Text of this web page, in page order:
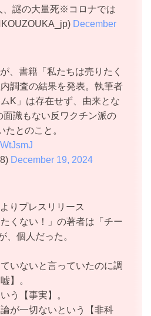
謎の大量死※コロナでは
December
、書籍「私たちは売りたく
調査の結果を発表。執筆者
K」は存在せず、由来とな
面識もない反ワクチン派の
とのこと。
December 19, 2024
りプレスリリース
くない！」の著者は「チー
、個人だった。
いないと言っていたのに調
】。
う【事実】。
が一切ないという【非科